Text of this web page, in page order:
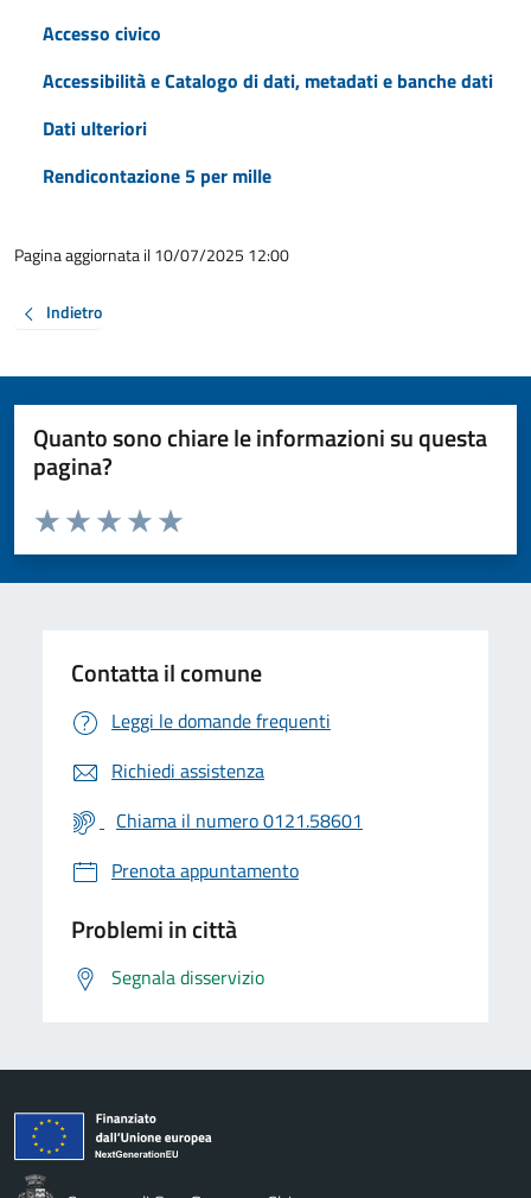
Accesso civico
Accessibilità e Catalogo di dati, metadati e banche dati
Dati ulteriori
Rendicontazione 5 per mille
Pagina aggiornata il 10/07/2025 12:00
Indietro
Quanto sono chiare le informazioni su questa
pagina?
Valuta da 1 a 5 stelle la pagina
Valuta 5 stelle su 5
Valuta 4 stelle su 5
Valuta 3 stelle su 5
Valuta 2 stelle su 5
Valuta 1 stelle su 5
Contatta il comune
Leggi le domande frequenti
Richiedi assistenza
Chiama il numero 0121.58601
Prenota appuntamento
Problemi in città
Segnala disservizio